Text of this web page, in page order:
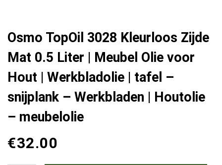
Osmo TopOil 3028 Kleurloos Zijde
Mat 0.5 Liter | Meubel Olie voor
Hout | Werkbladolie | tafel –
snijplank – Werkbladen | Houtolie
– meubelolie
€32.00